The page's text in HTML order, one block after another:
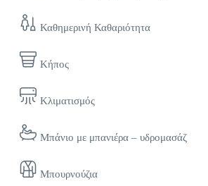
Καθημερινή Καθαριότητα
Κήπος
Κλιματισμός
Μπάνιο με μπανιέρα – υδρομασάζ
Μπουρνούζια